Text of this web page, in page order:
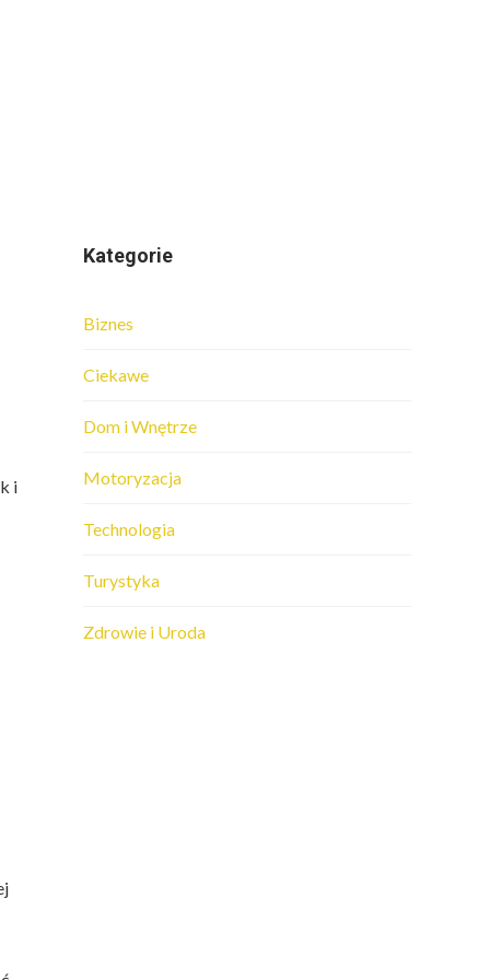
i
Kategorie
Biznes
Ciekawe
Dom i Wnętrze
Motoryzacja
Technologia
Turystyka
Zdrowie i Uroda